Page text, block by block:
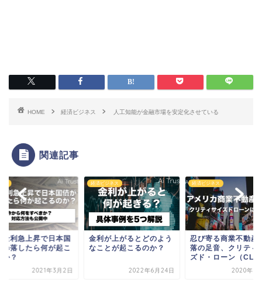
HOME 経済ビジネス 人工知能が金融市場を安定化させている
関連記事
金利急上昇で日本国
暴落したら何が起こ
か？
2021年3月2日
経済ビジネス
金利が上がるとどのよう
なことが起こるのか？
2022年6月24日
経済ビジネス
忍び寄る商業不動産
落の足音、クリティ
ズド・ローン（CL
2020年9